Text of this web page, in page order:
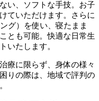
い、ソフトな手技。お子
ていただけます。さらに
グ）を使い、寝たまま
とも可能。快適な日常生
いたします。
療に限らず、身体の様々
りの際は、地域で評判の